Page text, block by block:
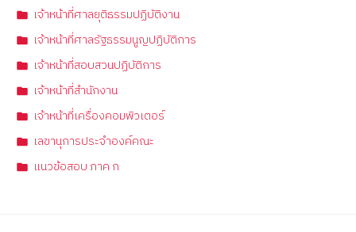
เจ้าหน้าที่ศาลยุติธรรมปฏิบัติงาน
เจ้าหน้าที่ศาลรัฐธรรมนูญปฏิบัติการ
เจ้าหน้าที่สอบสวนปฏิบัติการ
เจ้าหน้าที่สำนักงาน
เจ้าหน้าที่เครื่องคอมพิวเตอร์
เลขานุการประจำองค์คณะ
แนวข้อสอบ ภาค ก